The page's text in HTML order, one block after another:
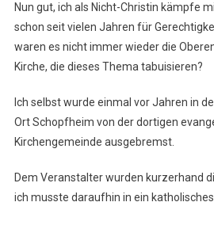
Nun gut, ich als Nicht-Christin kämpfe
schon seit vielen Jahren für
waren es nicht immer wieder die
Kirche, die dieses Thema tabuisieren?
Ich selbst wurde einmal vor Jahren in
Ort Schopfheim von der dortigen
Kirchengemeinde ausgebremst.
Dem Veranstalter wurden kurzerhand
ich musste daraufhin in ein